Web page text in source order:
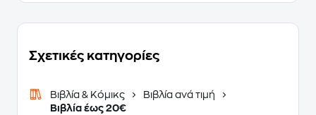
Σχετικές κατηγορίες
Βιβλία & Κόμικς
Βιβλία ανά τιμή
Βιβλία έως 20€